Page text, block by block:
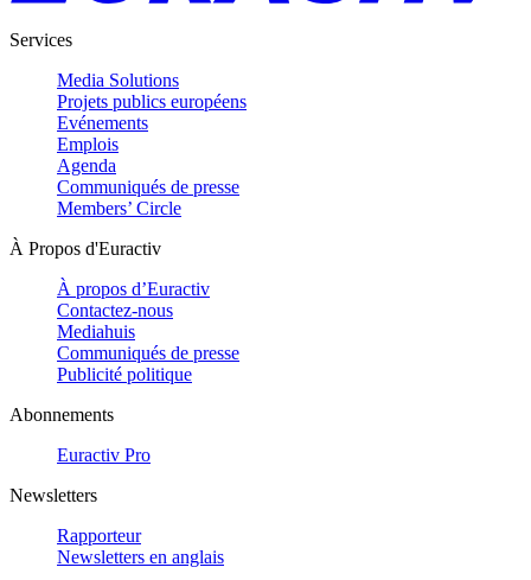
Services
Media Solutions
Projets publics européens
Evénements
Emplois
Agenda
Communiqués de presse
Members’ Circle
À Propos d'Euractiv
À propos d’Euractiv
Contactez-nous
Mediahuis
Communiqués de presse
Publicité politique
Abonnements
Euractiv Pro
Newsletters
Rapporteur
Newsletters en anglais